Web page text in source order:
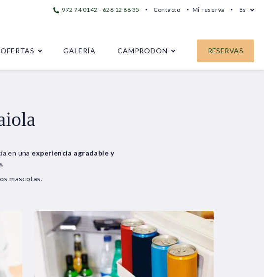
972 74 0142 - 626 12 88 35 Contacto Mi reserva Es
OFERTAS GALERÍA CAMPRODON RESERVAS
en una experiencia agradable y
mascotas.